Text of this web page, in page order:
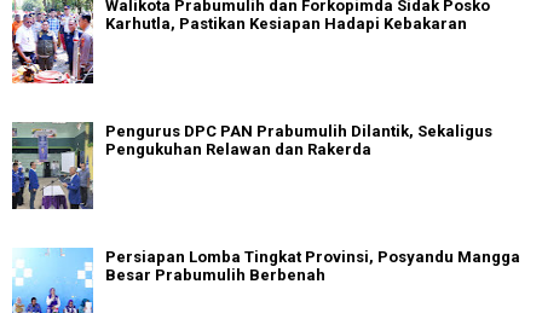
Walikota Prabumulih dan Forkopimda Sidak Posko
Karhutla, Pastikan Kesiapan Hadapi Kebakaran
Pengurus DPC PAN Prabumulih Dilantik, Sekaligus
Pengukuhan Relawan dan Rakerda
Persiapan Lomba Tingkat Provinsi, Posyandu Mangga
Besar Prabumulih Berbenah